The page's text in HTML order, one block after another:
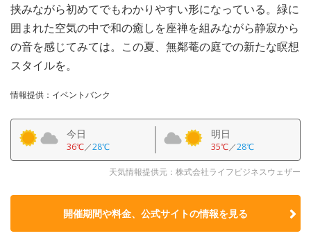
挟みながら初めてでもわかりやすい形になっている。緑に
囲まれた空気の中で和の癒しを座禅を組みながら静寂から
の音を感じてみては。この夏、無鄰菴の庭での新たな瞑想
スタイルを。
情報提供：イベントバンク
今日
36℃／28℃
明日
35℃／28℃
天気情報提供元：株式会社ライフビジネスウェザー
開催期間や料金、公式サイトの情報を見る